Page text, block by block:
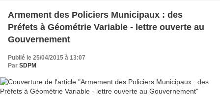
Armement des Policiers Municipaux : des
Préfets à Géométrie Variable - lettre ouverte au
Gouvernement
Publié le 25/04/2015 à 13:07
Par SDPM